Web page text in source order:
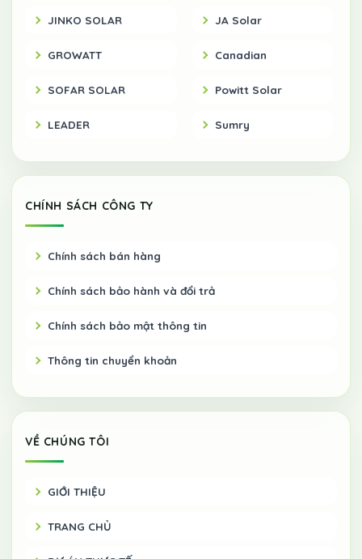
JINKO SOLAR
GROWATT
SOFAR SOLAR
LEADER
JA Solar
Canadian
Powitt Solar
Sumry
CHÍNH SÁCH CÔNG TY
Chính sách bán hàng
Chính sách bảo hành và đổi trả
Chính sách bảo mật thông tin
Thông tin chuyển khoản
VỀ CHÚNG TÔI
GIỚI THIỆU
TRANG CHỦ